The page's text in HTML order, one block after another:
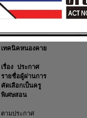
ครูพิเศษ
สอน
เทคนิคหนองคาย
เรื่อง ประกาศ
รายชื่อผู้ผ่านการ
คัดเลือกเป็นครู
พิเศษสอน
ตามประกาศ